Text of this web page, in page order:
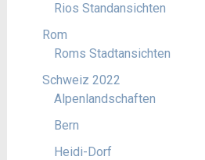
Rios Standansichten
Rom
Roms Stadtansichten
Schweiz 2022
Alpenlandschaften
Bern
Heidi-Dorf